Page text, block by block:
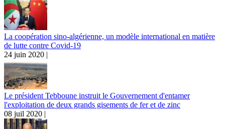
La coopération sino-algérienne, un modèle international en matière
de lutte contre Covid-19
24 juin 2020 |
Le président Tebboune instruit le Gouvernement d'entamer
l'exploitation de deux grands gisements de fer et de zinc
08 juil 2020 |